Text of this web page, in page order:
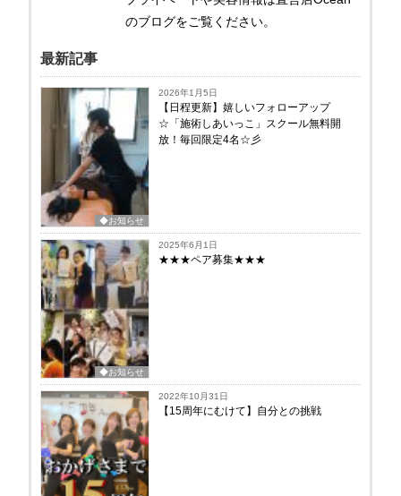
のブログをご覧ください。
最新記事
◆お知らせ
2026年1月5日
【日程更新】嬉しいフォローアップ
☆「施術しあいっこ」スクール無料開
放！毎回限定4名☆彡
◆お知らせ
2025年6月1日
★★★ペア募集★★★
2022年10月31日
【15周年にむけて】自分との挑戦